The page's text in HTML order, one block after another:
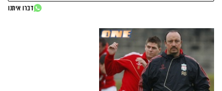
דברו איתנו